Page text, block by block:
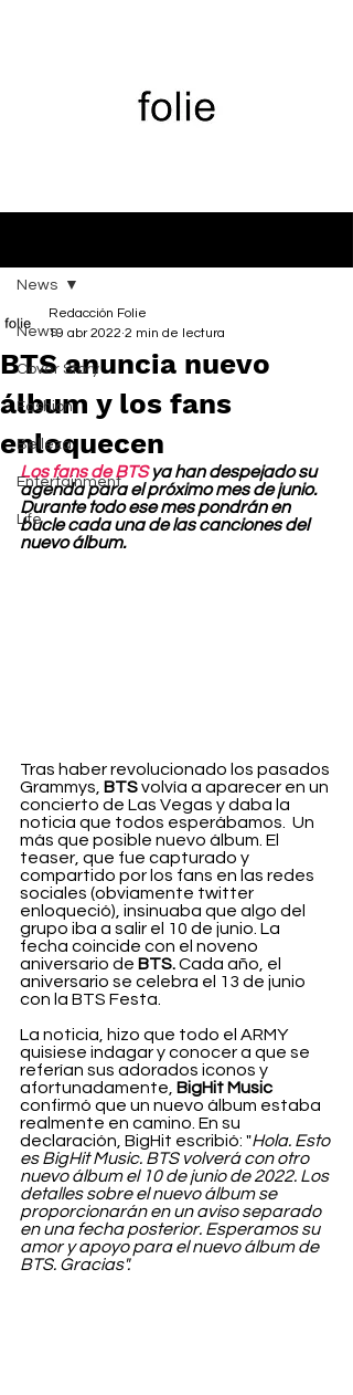
News
Cover Story
Fashion
Belleza
Entertainment
Life
News
BTS anuncia nuevo
álbum y los fans
enloquecen
Redacción Folie
19 abr 2022 2 min de lectura
Los fans de BTS ya han despejado su
agenda para el próximo mes de junio.
Durante todo ese mes pondrán en
bucle cada una de las canciones del
nuevo álbum.
Tras haber revolucionado los pasados
Grammys, BTS volvía a aparecer en un
concierto de Las Vegas y daba la
noticia que todos esperábamos.  Un
más que posible nuevo álbum. El
teaser, que fue capturado y
compartido por los fans en las redes
sociales (obviamente twitter
enloqueció), insinuaba que algo del
grupo iba a salir el 10 de junio. La
fecha coincide con el noveno
aniversario de BTS. Cada año, el
aniversario se celebra el 13 de junio
con la BTS Festa.
La noticia, hizo que todo el ARMY
quisiese indagar y conocer a que se
referían sus adorados iconos y
afortunadamente, BigHit Music
confirmó que un nuevo álbum estaba
realmente en camino. En su
declaración, BigHit escribió: "Hola. Esto
es BigHit Music. BTS volverá con otro
nuevo álbum el 10 de junio de 2022. Los
detalles sobre el nuevo álbum se
proporcionarán en un aviso separado
en una fecha posterior. Esperamos su
amor y apoyo para el nuevo álbum de
BTS. Gracias".